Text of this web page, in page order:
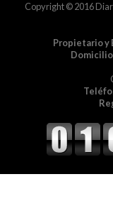
Copyright © 2016
Propietario y